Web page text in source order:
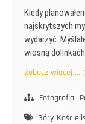
Kiedy
najskrytszych
wydarzyć.
wiosną
Zobacz więcej ...
Fotografia
Góry